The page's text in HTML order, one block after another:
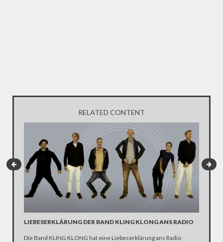
RELATED CONTENT
LIEBESERKLÄRUNG DER BAND KLING KLONG ANS RADIO
Die Band KLING KLONG hat eine Liebeserklärung ans Radio